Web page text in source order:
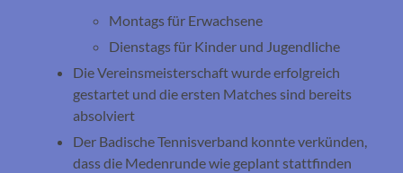
Montags für Erwachsene
Dienstags für Kinder und Jugendliche
Die Vereinsmeisterschaft wurde erfolgreich
gestartet und die ersten Matches sind bereits
absolviert
Der Badische Tennisverband konnte verkünden,
dass die Medenrunde wie geplant stattfinden